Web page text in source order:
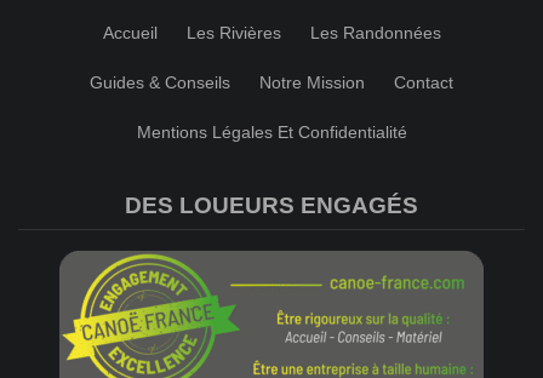
Accueil Les Rivières Les Randonnées
Guides & Conseils Notre Mission Contact
Mentions Légales Et Confidentialité
DES LOUEURS ENGAGÉS